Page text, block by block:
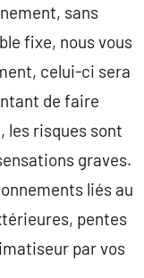
sans
fixe, nous vous
celui-ci sera
de faire
les risques sont
graves.
liés au
pentes
par vos